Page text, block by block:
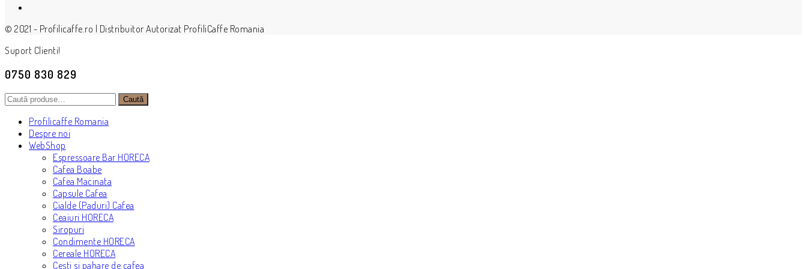
© 2021 - Profilicaffe.ro | Distribuitor Autorizat ProfiliCaffe Romania
Suport Clienti!
0750 830 829
Caută
după:
Caută
Profilicaffe Romania
Despre noi
WebShop
Espressoare Bar HORECA
Cafea Boabe
Cafea Macinata
Capsule Cafea
Cialde (Paduri) Cafea
Ceaiuri HORECA
Siropuri
Condimente HORECA
Cereale HORECA
Cesti si pahare de cafea